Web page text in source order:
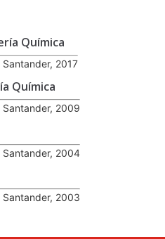
Química
2017
Química
2009
2004
2003